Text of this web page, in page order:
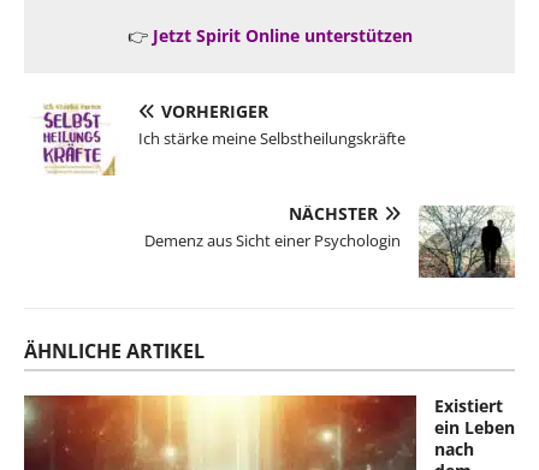
👉 Jetzt Spirit Online unterstützen
VORHERIGER
Ich stärke meine Selbstheilungskräfte
NÄCHSTER
Demenz aus Sicht einer Psychologin
ÄHNLICHE ARTIKEL
Existiert
ein Leben
nach